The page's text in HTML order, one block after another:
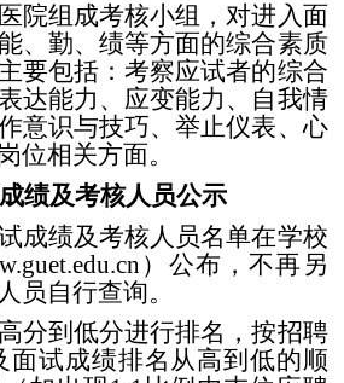
院组成考核小组，对进入面
、勤、绩等方面的综合素质
要包括：考察应试者的综合
达能力、应变能力、自我情
意识与技巧、举止仪表、心
位相关方面。
成绩及考核人员公示
成绩及考核人员名单在学校
）公布，不再另
员自行查询。
分到低分进行排名，按招聘
面试成绩排名从高到低的顺